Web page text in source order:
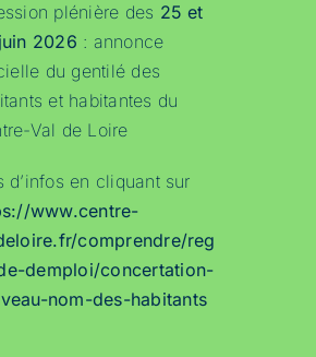
plénière des 25 et
2026 : annonce
du gentilé des
et habitantes du
Val de Loire
d’infos en cliquant sur
www.centre-
comprendre/region-
demploi/concertation-
nom-des-habitants